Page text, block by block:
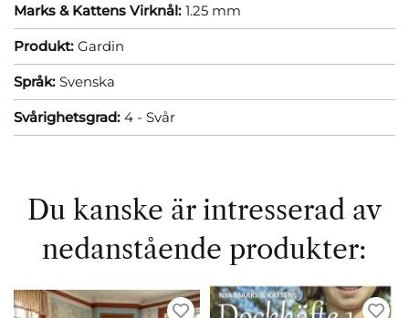
Marks & Kattens Virknål: 1.25 mm
Produkt: Gardin
Språk: Svenska
Svårighetsgrad: 4 - Svår
Du kanske är intresserad av
nedanstående produkter: